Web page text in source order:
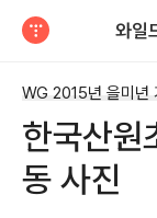
WG 2015년 을미년
한국산원
동 사진